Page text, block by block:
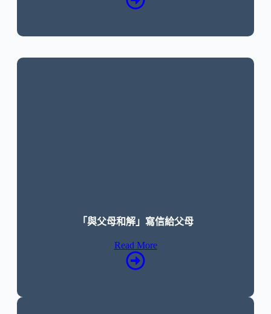
「與父母和解」寫信給父母
Read More